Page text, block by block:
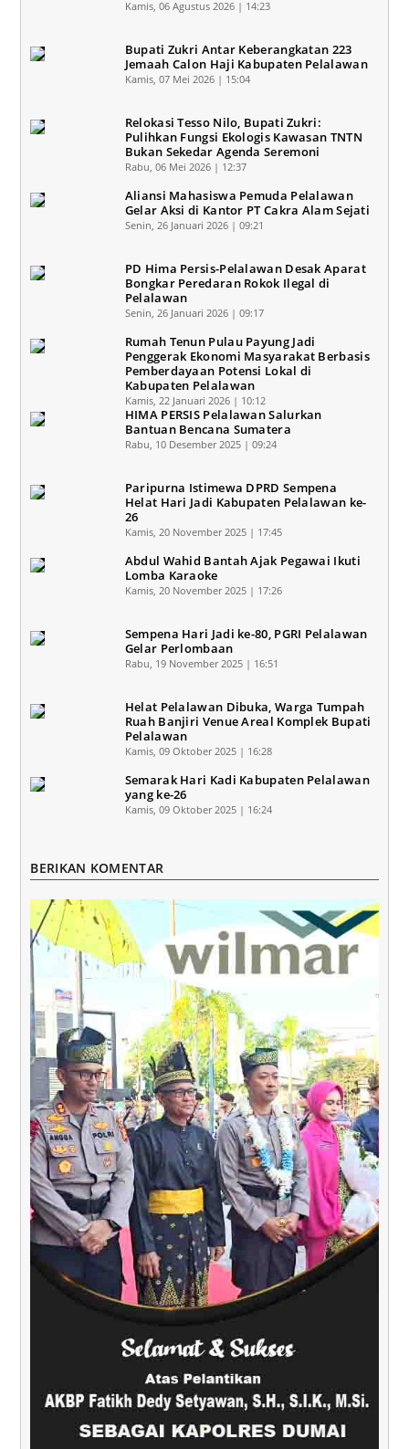
Kamis, 06 Agustus 2026 | 14:23
Bupati Zukri Antar Keberangkatan 223
Jemaah Calon Haji Kabupaten Pelalawan
Kamis, 07 Mei 2026 | 15:04
Relokasi Tesso Nilo, Bupati Zukri:
Pulihkan Fungsi Ekologis Kawasan TNTN
Bukan Sekedar Agenda Seremoni
Rabu, 06 Mei 2026 | 12:37
Aliansi Mahasiswa Pemuda Pelalawan
Gelar Aksi di Kantor PT Cakra Alam Sejati
Senin, 26 Januari 2026 | 09:21
PD Hima Persis-Pelalawan Desak Aparat
Bongkar Peredaran Rokok Ilegal di
Pelalawan
Senin, 26 Januari 2026 | 09:17
Rumah Tenun Pulau Payung Jadi
Penggerak Ekonomi Masyarakat Berbasis
Pemberdayaan Potensi Lokal di
Kabupaten Pelalawan
Kamis, 22 Januari 2026 | 10:12
HIMA PERSIS Pelalawan Salurkan
Bantuan Bencana Sumatera
Rabu, 10 Desember 2025 | 09:24
Paripurna Istimewa DPRD Sempena
Helat Hari Jadi Kabupaten Pelalawan ke-
26
Kamis, 20 November 2025 | 17:45
Abdul Wahid Bantah Ajak Pegawai Ikuti
Lomba Karaoke
Kamis, 20 November 2025 | 17:26
Sempena Hari Jadi ke-80, PGRI Pelalawan
Gelar Perlombaan
Rabu, 19 November 2025 | 16:51
Helat Pelalawan Dibuka, Warga Tumpah
Ruah Banjiri Venue Areal Komplek Bupati
Pelalawan
Kamis, 09 Oktober 2025 | 16:28
Semarak Hari Kadi Kabupaten Pelalawan
yang ke-26
Kamis, 09 Oktober 2025 | 16:24
BERIKAN KOMENTAR